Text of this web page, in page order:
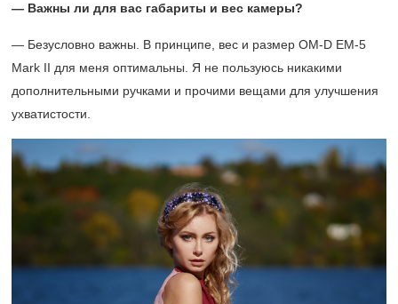
— Важны ли для вас габариты и вес камеры?
— Безусловно важны. В принципе, вес и размер OM-D EM-5
Mark II для меня оптимальны. Я не пользуюсь никакими
дополнительными ручками и прочими вещами для улучшения
ухватистости.